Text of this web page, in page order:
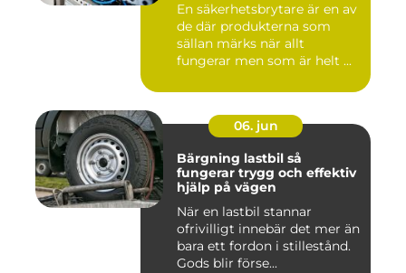
En säkerhetsbrytare är en av
de där produkterna som
sällan märks när allt
fungerar men som är helt ...
06. jun
Bärgning lastbil så
fungerar trygg och effektiv
hjälp på vägen
När en lastbil stannar
ofrivilligt innebär det mer än
bara ett fordon i stillestånd.
Gods blir förse...